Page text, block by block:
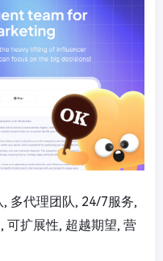
, 多代理团队, 24/7服务,
可扩展性, 超越期望, 营